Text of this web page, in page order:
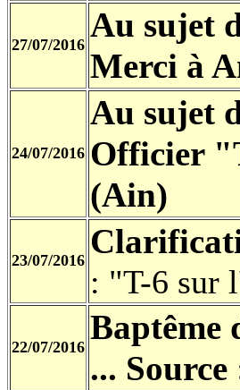
27/07/2016 Au sujet
Merci à
24/07/2016
Au sujet
Officier
(Ain)
23/07/2016
: "T-6 sur
22/07/2016 Baptême
...